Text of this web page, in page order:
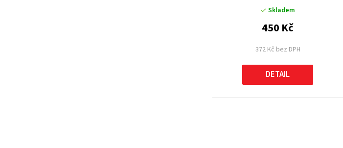
Skladem
372 Kč bez DPH
450 Kč
DETAIL